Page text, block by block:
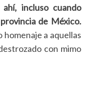
incluso cuando
de México.
a aquellas
con mimo